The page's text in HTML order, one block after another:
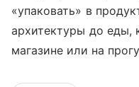
«упаковать» в
архитектуры до еды,
магазине или на